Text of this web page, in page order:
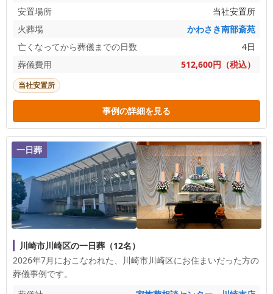
安置場所
当社安置所
火葬場
かわさき南部斎苑
亡くなってから葬儀までの日数
4日
葬儀費用
512,600円（税込）
当社安置所
事例の詳細を見る
一日葬
川崎市川崎区の一日葬（12名）
2026年7月におこなわれた、
川崎市川崎区にお住まいだった方の
葬儀事例です。